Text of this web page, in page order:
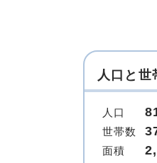
人口と世
人口
世帯数
面積